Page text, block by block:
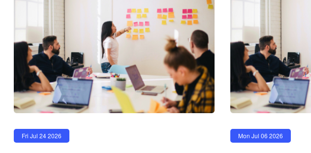
Fri Jul 24 2026 Mon Jul 06 2026